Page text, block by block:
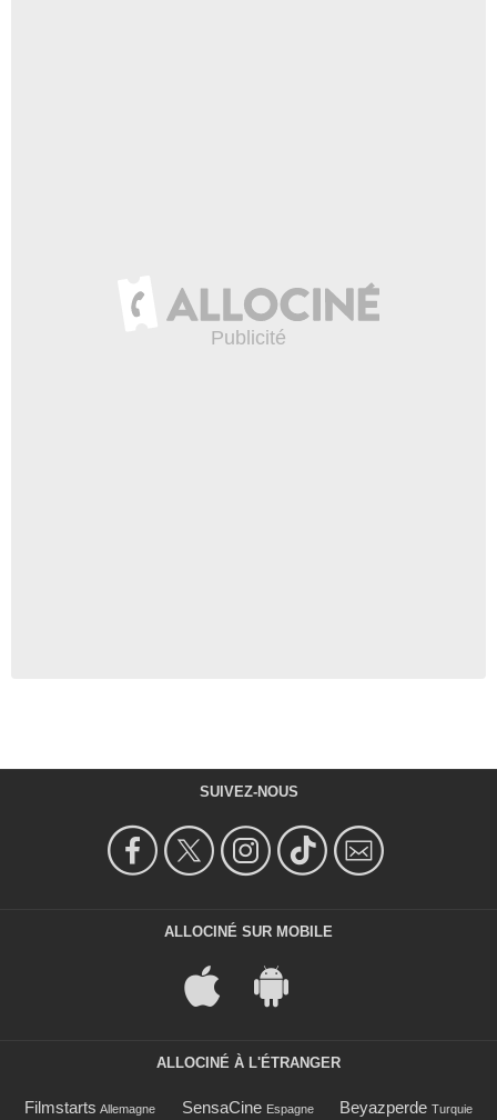
SUIVEZ-NOUS
ALLOCINÉ SUR MOBILE
ALLOCINÉ À L'ÉTRANGER
Filmstarts Allemagne SensaCine Espagne Beyazperde Turquie